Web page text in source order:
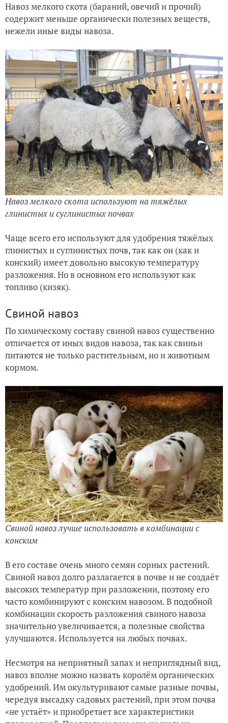
Навоз мелкого скота (бараний, овечий и прочий)
содержит меньше органически полезных веществ,
нежели иные виды навоза.
Навоз мелкого скота используют на тяжёлых
глинистых и суглинистых почвах
Чаще всего его используют для удобрения тяжёлых
глинистых и суглинистых почв, так как он (как и
конский) имеет довольно высокую температуру
разложения. Но в основном его используют как
топливо (кизяк).
Свиной навоз
По химическому составу свиной навоз существенно
отличается от иных видов навоза, так как свиньи
питаются не только растительным, но и животным
кормом.
Свиной навоз лучше использовать в комбинации с
конским
В его составе очень много семян сорных растений.
Свиной навоз долго разлагается в почве и не создаёт
высоких температур при разложении, поэтому его
часто комбинируют с конским навозом. В подобной
комбинации скорость разложения свиного навоза
значительно увеличивается, а полезные свойства
улучшаются. Используется на любых почвах.
Несмотря на неприятный запах и неприглядный вид,
навоз вполне можно назвать королём органических
удобрений. Им окультуривают самые разные почвы,
чередуя высадку садовых растений, при этом почва
«не устаёт» и приобретает все характеристики